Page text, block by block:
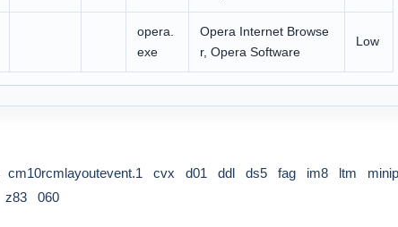
opera.
exe
Opera Internet Browse
r, Opera Software
Low
cm10rcmlayoutevent.1 cvx d01 ddl ds5 fag im8 ltm
z83 060